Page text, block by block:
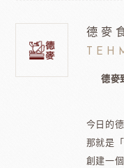
德麥
德麥
今日的
那就是
創建一